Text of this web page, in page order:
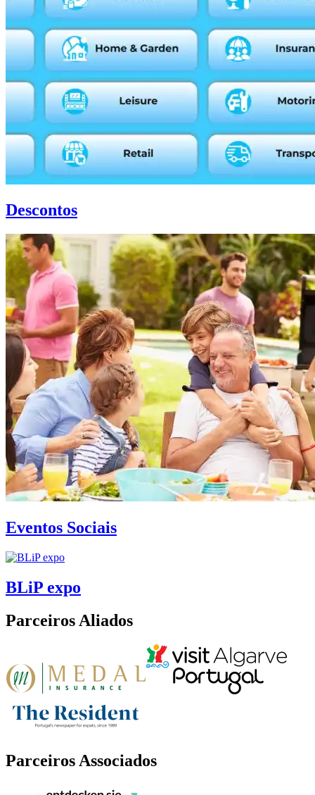
Descontos
Eventos Sociais
BLiP expo
Parceiros Aliados
Parceiros Associados